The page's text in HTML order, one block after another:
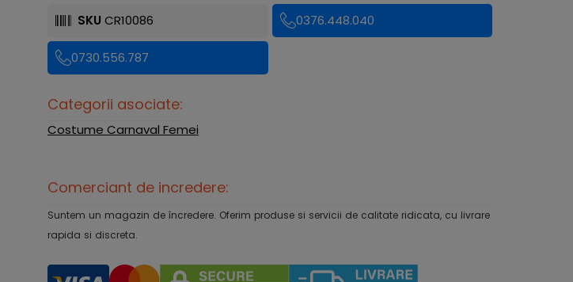
SKU CR10086 0376.448.040
0730.556.787
Categorii asociate:
Costume Carnaval Femei
Comerciant de incredere:
Suntem un magazin de încredere. Oferim produse si servicii de calitate ridicata, cu livrare
rapida si discreta.